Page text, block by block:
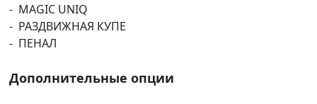
- MAGIC UNIQ
- РАЗДВИЖНАЯ КУПЕ
- ПЕНАЛ
Дополнительные опции